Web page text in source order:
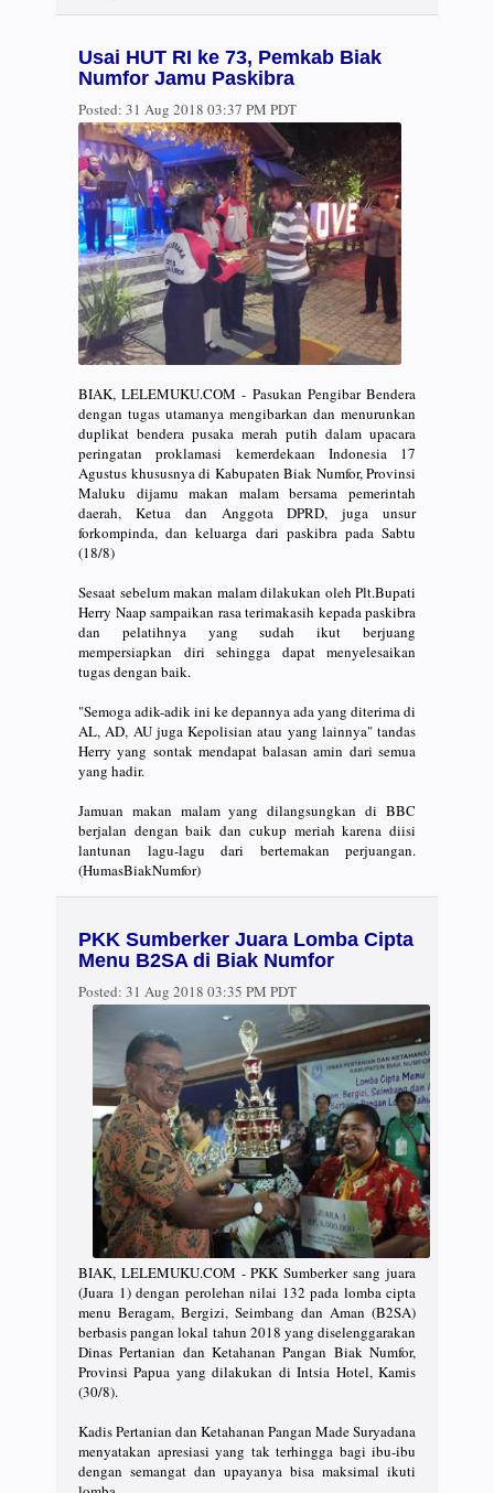
Usai HUT RI ke 73, Pemkab Biak
Numfor Jamu Paskibra
Posted: 31 Aug 2018 03:37 PM PDT
BIAK, LELEMUKU.COM - Pasukan Pengibar Bendera
dengan tugas utamanya mengibarkan dan menurunkan
duplikat bendera pusaka merah putih dalam upacara
peringatan proklamasi kemerdekaan Indonesia 17
Agustus khususnya di Kabupaten Biak Numfor, Provinsi
Maluku dijamu makan malam bersama pemerintah
daerah, Ketua dan Anggota DPRD, juga unsur
forkompinda, dan keluarga dari paskibra pada Sabtu
(18/8)
Sesaat sebelum makan malam dilakukan oleh Plt.Bupati
Herry Naap sampaikan rasa terimakasih kepada paskibra
dan pelatihnya yang sudah ikut berjuang
mempersiapkan diri sehingga dapat menyelesaikan
tugas dengan baik.
"Semoga adik-adik ini ke depannya ada yang diterima di
AL, AD, AU juga Kepolisian atau yang lainnya" tandas
Herry yang sontak mendapat balasan amin dari semua
yang hadir.
Jamuan makan malam yang dilangsungkan di BBC
berjalan dengan baik dan cukup meriah karena diisi
lantunan lagu-lagu dari bertemakan perjuangan.
(HumasBiakNumfor)
PKK Sumberker Juara Lomba Cipta
Menu B2SA di Biak Numfor
Posted: 31 Aug 2018 03:35 PM PDT
BIAK, LELEMUKU.COM - PKK Sumberker sang juara
(Juara 1) dengan perolehan nilai 132 pada lomba cipta
menu Beragam, Bergizi, Seimbang dan Aman (B2SA)
berbasis pangan lokal tahun 2018 yang diselenggarakan
Dinas Pertanian dan Ketahanan Pangan Biak Numfor,
Provinsi Papua yang dilakukan di Intsia Hotel, Kamis
(30/8).
Kadis Pertanian dan Ketahanan Pangan Made Suryadana
menyatakan apresiasi yang tak terhingga bagi ibu-ibu
dengan semangat dan upayanya bisa maksimal ikuti